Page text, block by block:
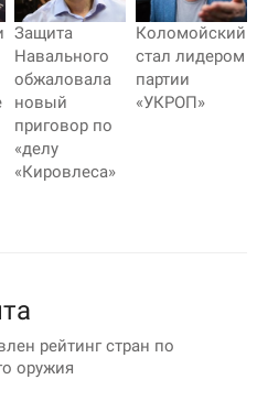
Защита
Навального
обжаловала
новый
приговор по
«делу
«Кировлеса»
Коломойский
стал лидером
партии
«УКРОП»
рейтинг стран по
оружия